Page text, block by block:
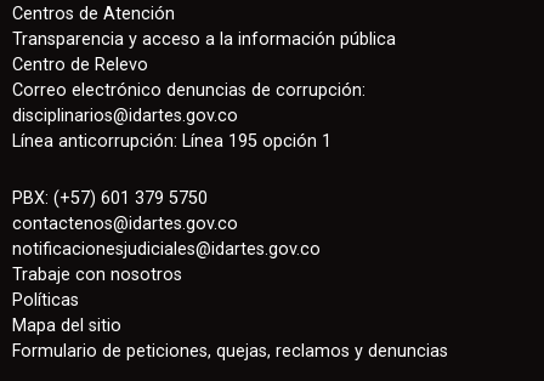
Centros de Atención
Transparencia y acceso a la información pública
Centro de Relevo
Correo electrónico denuncias de corrupción:
disciplinarios@idartes.gov.co
Línea anticorrupción: Línea 195 opción 1
PBX: (+57) 601 379 5750
contactenos@idartes.gov.co
notificacionesjudiciales@idartes.gov.co
Trabaje con nosotros
Políticas
Mapa del sitio
Formulario de peticiones, quejas, reclamos y denuncias